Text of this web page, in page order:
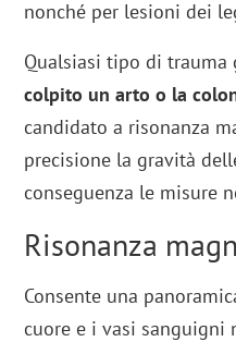
nonché per lesioni dei
Qualsiasi tipo di trauma
colpito un arto o la
candidato a risonanza
precisione la gravità
conseguenza le misure
Risonanza
Consente una
cuore e i vasi sanguigni